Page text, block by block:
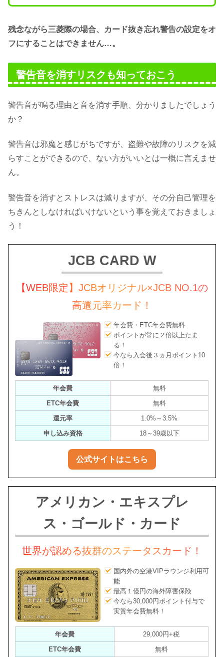
残念ながら三菱際の場合、カード抜き忘れ警告の設定をオ
フにすることはできません…。
警告音を消すリスクも知っておこう
警告音が鳴る理由と音を消す手順、分かりましたでしょう
か？
警告音は邪魔と感じがちですが、盗難や故障のリスクを減
らすことができるので、ない方がいいとは一概に言えませ
ん。
警告音を消すとストレスは減りますが、その分自己管理を
ちきんとしなければいけないという事を覚えておきましょ
う！
JCB CARD W
【WEB限定】JCBオリジナル×JCB NO.1の
高還元率カード！
年会費・ETC年会費無料
ポイントが常に２倍以上たま
る！
今なら入会後３ヵ月ポイント10
倍！
年会費
無料
ETC年会費
無料
還元率
1.0%～3.5%
申し込み資格
18～39歳以下
公式サイトはこちら
アメリカン・エキスプレ
ス・ゴールド・カード
世界が認める抜群のステータスカード！
国内外の空港VIPラウンジ利用可
能
最高１億円の海外障害保険
今なら30,000円ポイント付与で
実質年会費無料！
年会費
29,000円+税
ETC年会費
無料